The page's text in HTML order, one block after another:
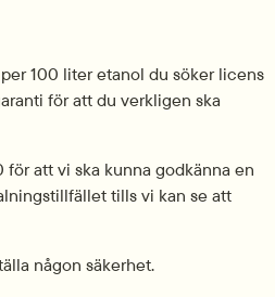
100 liter etanol du söker licens
för att du verkligen ska
att vi ska kunna godkänna en
tills vi kan se att
någon säkerhet.